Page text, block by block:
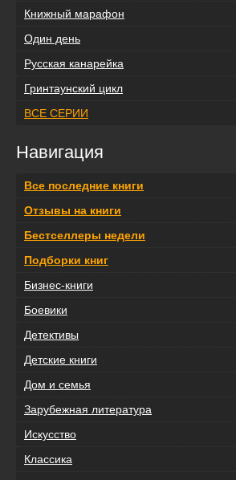
Книжный марафон
Один день
Русская канарейка
Гринтаунский цикл
ВСЕ СЕРИИ
Навигация
Все последние книги
Отзывы на книги
Бестселлеры недели
Подборки книг
Бизнес-книги
Боевики
Детективы
Детские книги
Дом и семья
Зарубежная литература
Искусство
Классика